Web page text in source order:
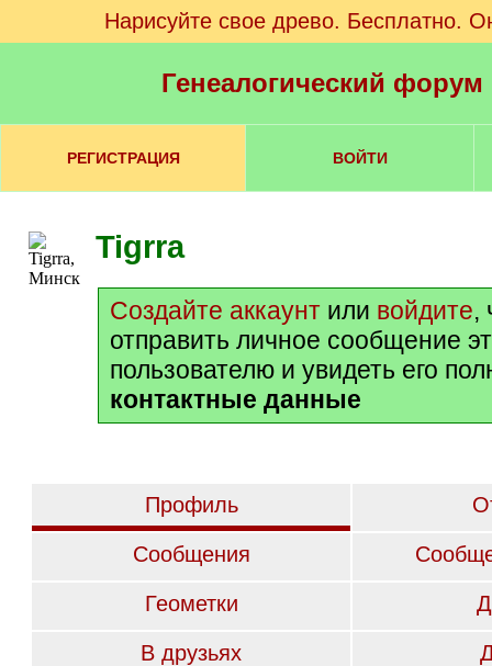
Нарисуйте свое древо. Бесплатно.
Генеалогический
РЕГИСТРАЦИЯ ВОЙТИ
Tigrra
Создайте аккаунт или войдите,
отправить личное сообщение
пользователю и увидеть его
контактные данные
Профиль
Сообщения
Геометки
В друзьях